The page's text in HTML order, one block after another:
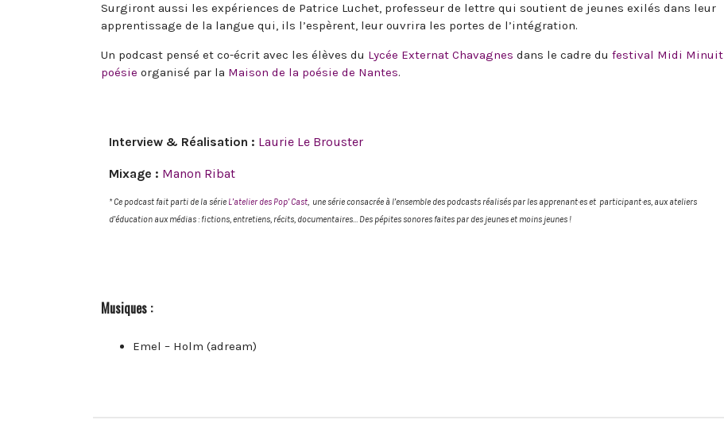
Surgiront aussi les expériences de Patrice Luchet, professeur de lettre qui soutient de jeunes exilés dans leur
apprentissage de la langue qui, ils l’espèrent, leur ouvrira les portes de l’intégration.
Un podcast pensé et co-écrit avec les élèves du Lycée Externat Chavagnes dans le cadre du festival Midi Minuit
poésie organisé par la Maison de la poésie de Nantes.
Interview & Réalisation : Laurie Le Brouster
Mixage : Manon Ribat
* Ce podcast fait parti de la série L’atelier des Pop’ Cast, une série consacrée à l’ensemble des podcasts réalisés par les apprenant·es et participant·es, aux ateliers
d’éducation aux médias : fictions, entretiens, récits, documentaires… Des pépites sonores faites par des jeunes et moins jeunes !
Musiques :
Emel – Holm (adream)